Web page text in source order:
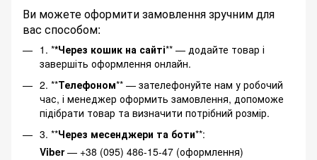
Ви можете оформити замовлення зручним для
вас способом:
1. **Через кошик на сайті** — додайте товар і
завершіть оформлення онлайн.
2. **Телефоном** — зателефонуйте нам у робочий
час, і менеджер оформить замовлення, допоможе
підібрати товар та визначити потрібний розмір.
3. **Через месенджери та боти**:
Viber— +38 (095) 486-15-47 (оформлення)